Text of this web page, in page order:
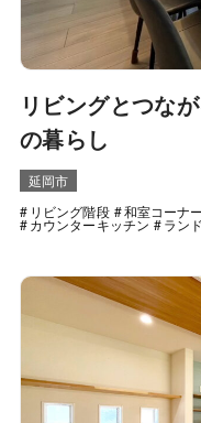
リビングとつな
の暮らし
延岡市
リビング階段
和室コーナー
カウンターキッチン ラン